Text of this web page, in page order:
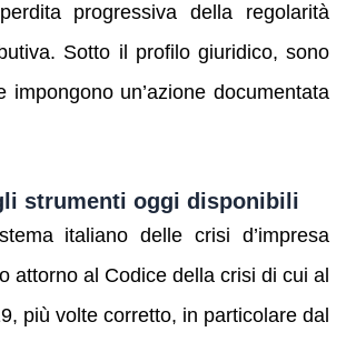
progressiva della regolarità
Sotto il profilo giuridico, sono
impongono un’azione documentata
strumenti oggi disponibili
italiano delle crisi d’impresa
attorno al Codice della crisi di cui al
più volte corretto, in particolare dal